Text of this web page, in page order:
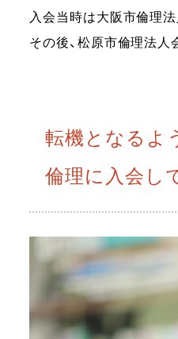
入会当時は大阪市倫理法
その後、松原市倫理法人
転機となるよ
倫理に入会し